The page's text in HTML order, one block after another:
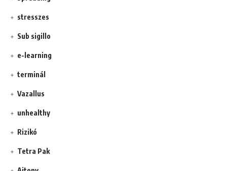
stresszes
Sub sigillo
e-learning
terminál
Vazallus
unhealthy
Rizikó
Tetra Pak